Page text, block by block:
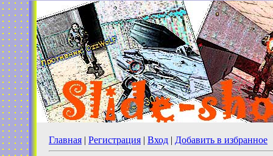
Главная | Регистрация | Вход | Добавить в избранное